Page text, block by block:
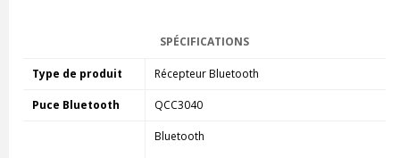
SPÉCIFICATIONS
Type de produit Récepteur Bluetooth
Puce Bluetooth QCC3040
Bluetooth